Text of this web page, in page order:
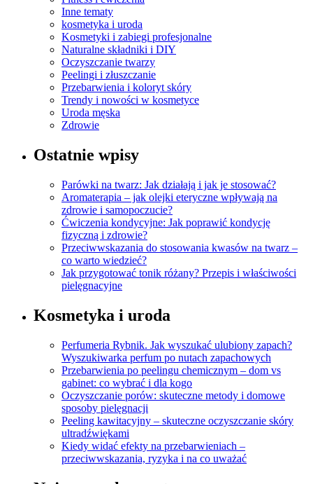
Inne tematy
kosmetyka i uroda
Kosmetyki i zabiegi profesjonalne
Naturalne składniki i DIY
Oczyszczanie twarzy
Peelingi i złuszczanie
Przebarwienia i koloryt skóry
Trendy i nowości w kosmetyce
Uroda męska
Zdrowie
Ostatnie wpisy
Parówki na twarz: Jak działają i jak je stosować?
Aromaterapia – jak olejki eteryczne wpływają na
zdrowie i samopoczucie?
Ćwiczenia kondycyjne: Jak poprawić kondycję
fizyczną i zdrowie?
Przeciwwskazania do stosowania kwasów na twarz –
co warto wiedzieć?
Jak przygotować tonik różany? Przepis i właściwości
pielęgnacyjne
Kosmetyka i uroda
Perfumeria Rybnik. Jak wyszukać ulubiony zapach?
Wyszukiwarka perfum po nutach zapachowych
Przebarwienia po peelingu chemicznym – dom vs
gabinet: co wybrać i dla kogo
Oczyszczanie porów: skuteczne metody i domowe
sposoby pielęgnacji
Peeling kawitacyjny – skuteczne oczyszczanie skóry
ultradźwiękami
Kiedy widać efekty na przebarwieniach –
przeciwwskazania, ryzyka i na co uważać